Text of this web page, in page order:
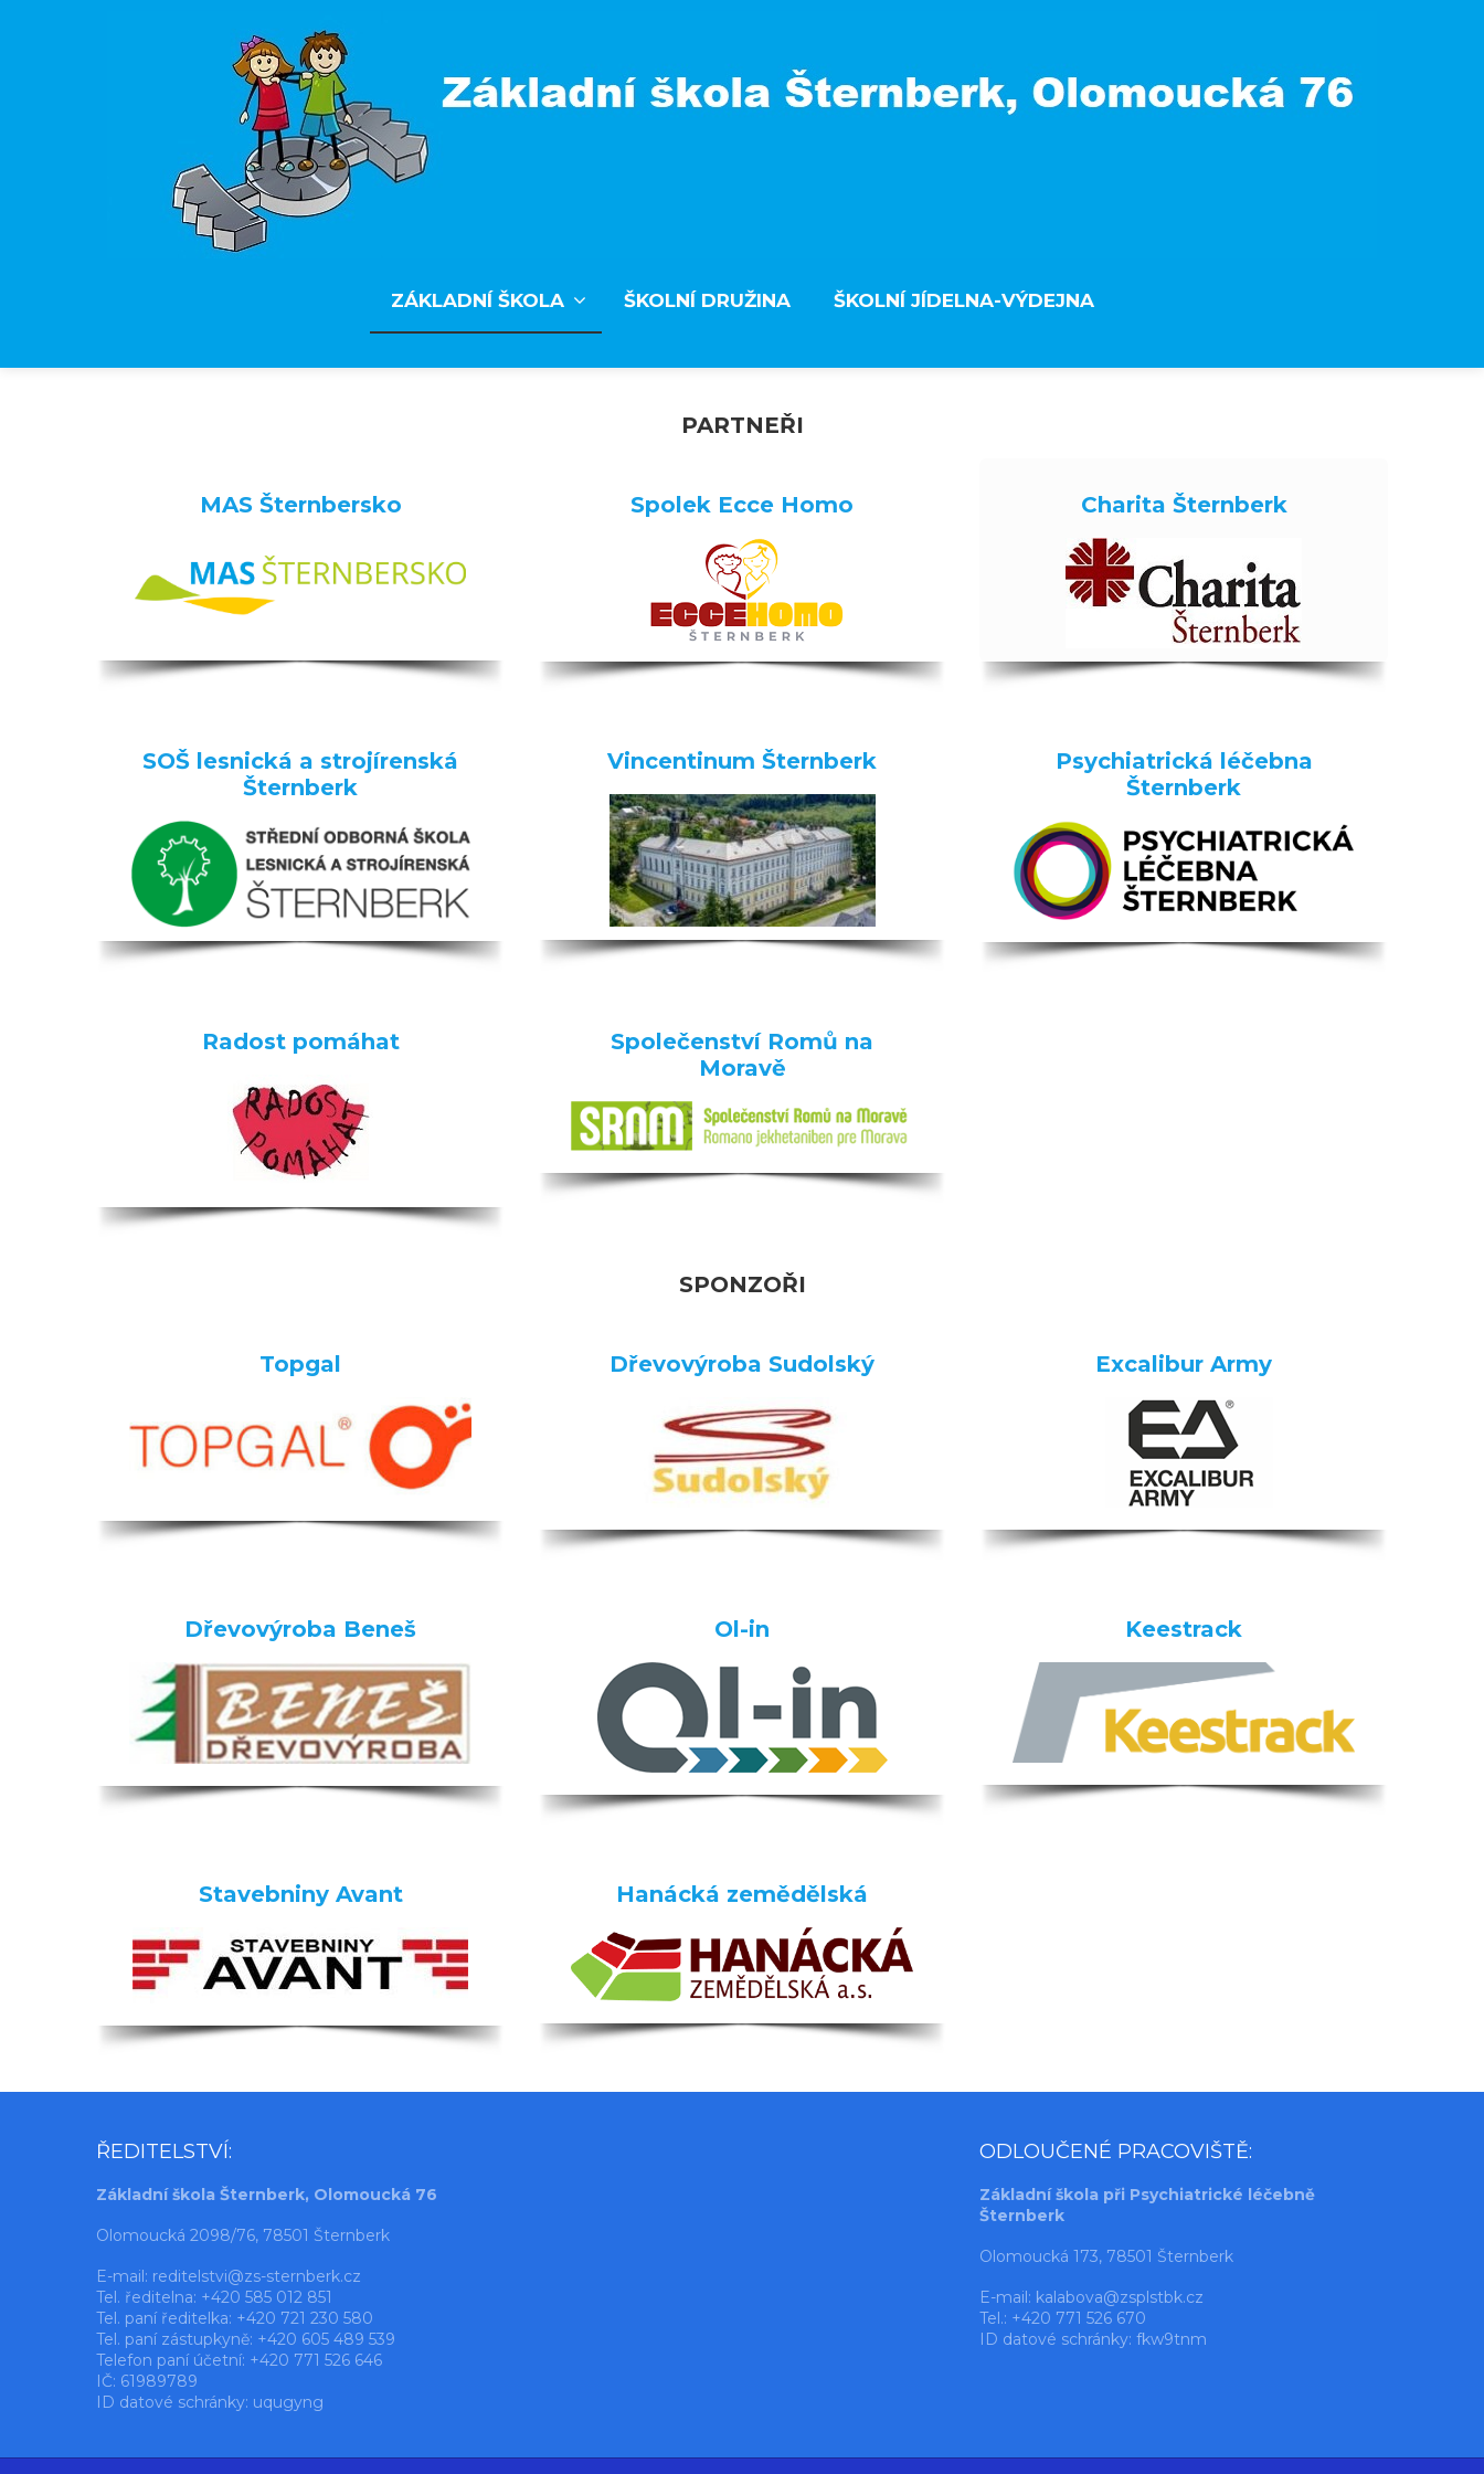
ZÁKLADNÍ ŠKOLA ŠKOLNÍ DRUŽINA ŠKOLNÍ JÍDELNA-VÝDEJNA
PARTNEŘI
MAS Šternbersko Spolek Ecce Homo Charita Šternberk
SOŠ lesnická a strojírenská
Šternberk
Vincentinum Šternberk
Psychiatrická léčebna
Šternberk
Radost pomáhat
Společenství Romů na
Moravě
SPONZOŘI
Topgal Dřevovýroba Sudolský Excalibur Army
Dřevovýroba Beneš Ol-in Keestrack
Stavebniny Avant Hanácká zemědělská
ŘEDITELSTVÍ:
Základní škola Šternberk, Olomoucká 76
Olomoucká 2098/76, 78501 Šternberk
E-mail: reditelstvi@zs-sternberk.cz
Tel. ředitelna: +420 585 012 851
Tel. paní ředitelka: +420 721 230 580
Tel. paní zástupkyně: +420 605 489 539
Telefon paní účetní: +420 771 526 646
IČ: 61989789
ID datové schránky: uqugyng
ODLOUČENÉ PRACOVIŠTĚ:
Základní škola při Psychiatrické léčebně
Šternberk
Olomoucká 173, 78501 Šternberk
E-mail: kalabova@zsplstbk.cz
Tel.: +420 771 526 670
ID datové schránky: fkw9tnm